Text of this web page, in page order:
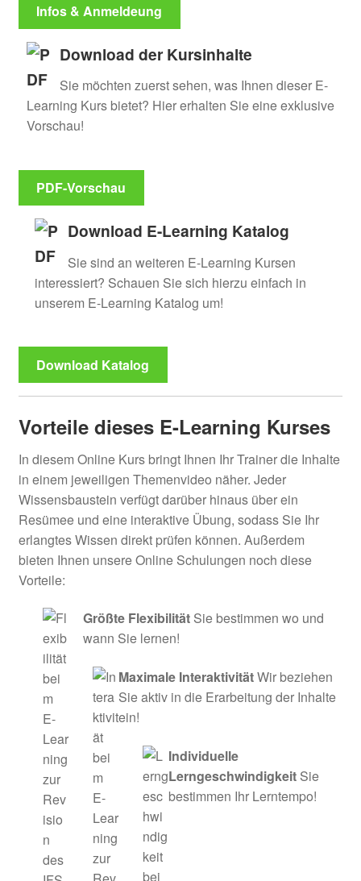
Infos & Anmeldeung
Download der Kursinhalte
Sie möchten zuerst sehen, was Ihnen dieser E-
Learning Kurs bietet? Hier erhalten Sie eine exklusive
Vorschau!
PDF-Vorschau
Download E-Learning Katalog
Sie sind an weiteren E-Learning Kursen
interessiert? Schauen Sie sich hierzu einfach in
unserem E-Learning Katalog um!
Download Katalog
Vorteile dieses E-Learning Kurses
In diesem Online Kurs bringt Ihnen Ihr Trainer die Inhalte
in einem jeweiligen Themenvideo näher. Jeder
Wissensbaustein verfügt darüber hinaus über ein
Resümee und eine interaktive Übung, sodass Sie Ihr
erlangtes Wissen direkt prüfen können. Außerdem
bieten Ihnen unsere Online Schulungen noch diese
Vorteile:
Größte FlexibilitätSie bestimmen wo und
wann Sie lernen!
Maximale InteraktivitätWir beziehen
Sie aktiv in die Erarbeitung der Inhalte
ein!
Individuelle
LerngeschwindigkeitSie
bestimmen Ihr Lerntempo!